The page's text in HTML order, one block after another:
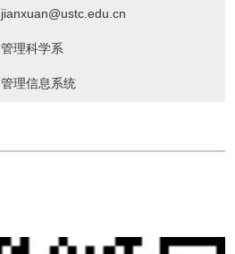
jianxuan@ustc.edu.cn
管理科学系
管理信息系统